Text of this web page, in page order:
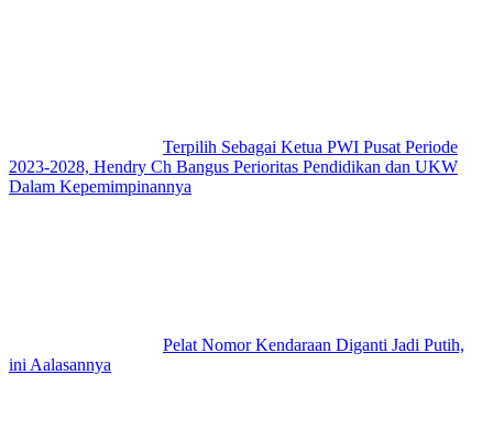
Terpilih Sebagai Ketua PWI Pusat Periode
2023-2028, Hendry Ch Bangus Perioritas Pendidikan dan UKW
Dalam Kepemimpinannya
Pelat Nomor Kendaraan Diganti Jadi Putih,
ini Aalasannya